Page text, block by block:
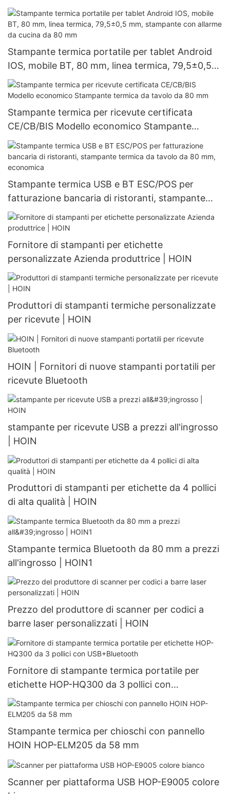
etichette commerciali Stampante termica per
etichette e codici a barre
Stampante termica portatile per tablet Android
IOS, mobile BT, 80 mm, linea termica, 79,5±0,5
mm, stampante con allarme da cucina da 80 mm
Stampante termica per ricevute certificata
CE/CB/BIS Modello economico Stampante
termica da tavolo da 80 mm
Stampante termica USB e BT ESC/POS per
fatturazione bancaria di ristoranti, stampante
termica da tavolo da 80 mm, economica
Fornitore di stampanti per etichette
personalizzate Azienda produttrice | HOIN
Produttori di stampanti termiche personalizzate
per ricevute | HOIN
HOIN | Fornitori di nuove stampanti portatili per
ricevute Bluetooth
stampante per ricevute USB a prezzi all'ingrosso
| HOIN
Produttori di stampanti per etichette da 4 pollici
di alta qualità | HOIN
Stampante termica Bluetooth da 80 mm a prezzi
all'ingrosso | HOIN1
Prezzo del produttore di scanner per codici a
barre laser personalizzati | HOIN
Fornitore di stampante termica portatile per
etichette HOP-HQ300 da 3 pollici con
USB+Bluetooth
Stampante termica per chioschi con pannello
HOIN HOP-ELM205 da 58 mm
Scanner per piattaforma USB HOP-E9005 colore